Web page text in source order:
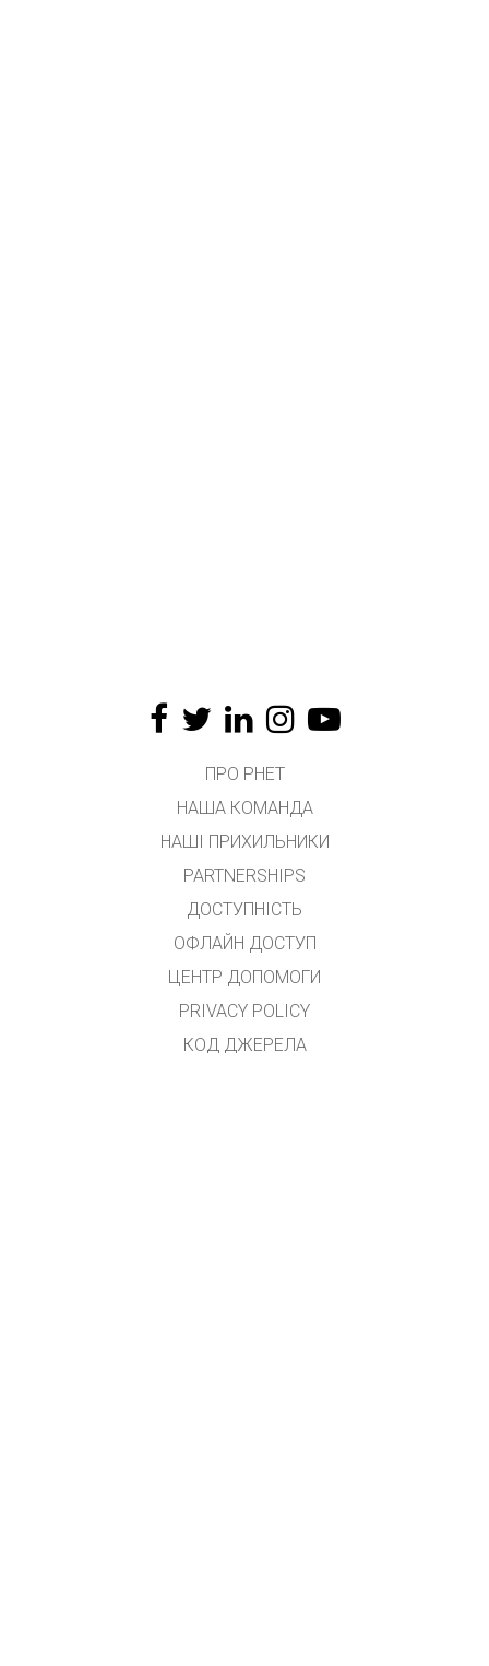
ПРО PHET
НАША КОМАНДА
НАШІ ПРИХИЛЬНИКИ
PARTNERSHIPS
ДОСТУПНІСТЬ
ОФЛАЙН ДОСТУП
ЦЕНТР ДОПОМОГИ
PRIVACY POLICY
КОД ДЖЕРЕЛА